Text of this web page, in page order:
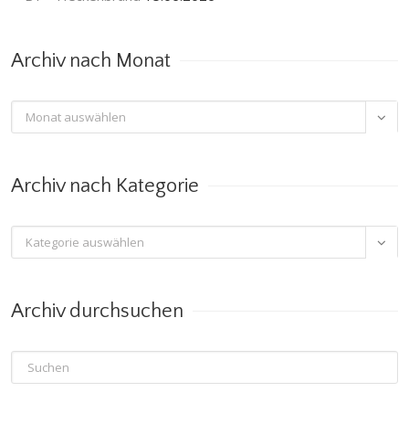
Archiv nach Monat
Archiv
nach

Archiv nach Kategorie
Archiv
nach

Archiv durchsuchen